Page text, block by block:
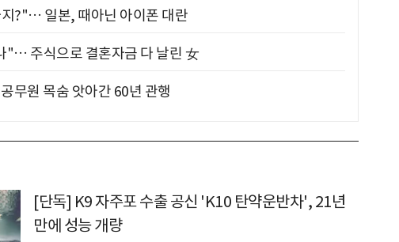
?"… 일본, 때아닌 아이폰 대란
"… 주식으로 결혼자금 다 날린 女
무원 목숨 앗아간 60년 관행
[단독] K9 자주포 수출 공신 'K10 탄약운반차', 21년
만에 성능 개량